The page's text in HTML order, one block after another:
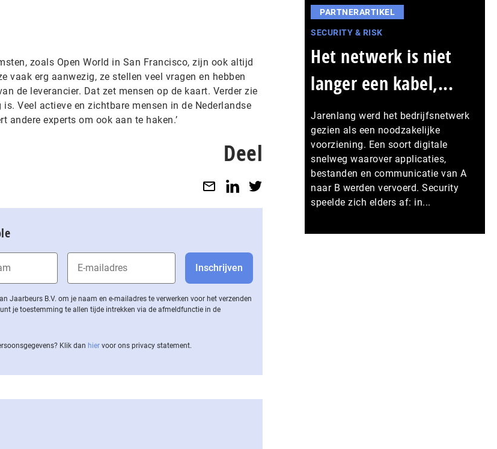
zoals Open World in San Francisco, zijn ook altijd
vaak erg aanwezig, ze stellen veel vragen en hebben
de leverancier. Dat zet mensen op de kaart. Verder zie
Veel actieve en zichtbare mensen in de Nederlandse
andere experts om ook aan te haken.’
Deel
Jaarbeurs B.V. om je naam en e-mailadres te verwerken voor het verzenden
je toestemming te allen tijde intrekken via de af­meld­func­tie in de
Klik dan hier voor ons privacy statement.
PARTNERARTIKEL
SECURITY & RISK
Het netwerk is niet
langer een kabel,...
Jarenlang werd het bedrijfsnetwerk
gezien als een noodzakelijke
voorziening. Een soort digitale
snelweg waarover applicaties,
bestanden en communicatie van A
naar B werden vervoerd. Security
speelde zich elders af: in...